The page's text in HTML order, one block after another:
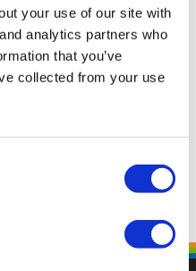
your use of our site with
analytics partners who
that you’ve
collected from your use